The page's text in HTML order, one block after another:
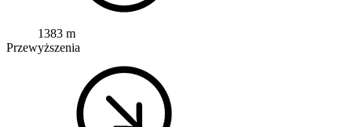
1383 m
Przewyższenia